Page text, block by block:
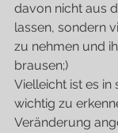
davon nicht aus
lassen, sondern
zu nehmen und
brausen;)
Vielleicht ist es in
wichtig zu
Veränderung